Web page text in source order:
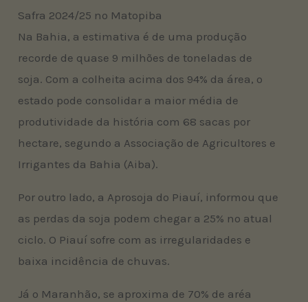
Safra 2024/25 no Matopiba
Na Bahia, a estimativa é de uma produção
recorde de quase 9 milhões de toneladas de
soja. Com a colheita acima dos 94% da área, o
estado pode consolidar a maior média de
produtividade da história com 68 sacas por
hectare, segundo a Associação de Agricultores e
Irrigantes da Bahia (Aiba).
Por outro lado, a Aprosoja do Piauí, informou que
as perdas da soja podem chegar a 25% no atual
ciclo. O Piauí sofre com as irregularidades e
baixa incidência de chuvas.
Já o Maranhão, se aproxima de 70% de aréa